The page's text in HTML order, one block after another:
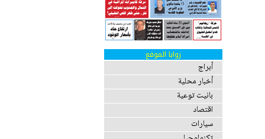
زوايا الموقع
أبراج
أخبار محلية
بانيت توعية
اقتصاد
سيارات